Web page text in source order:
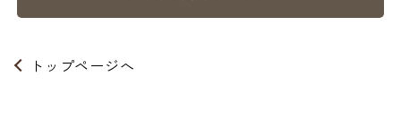
トップページへ